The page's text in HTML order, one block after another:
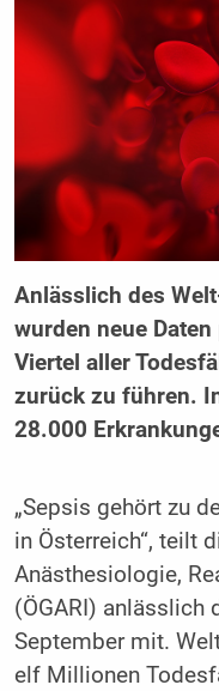
Anlässlich des
wurden neue
Viertel aller
zurück zu führen.
28.000
„Sepsis gehört zu
in Österreich“, teilt
Anästhesiologie,
(ÖGARI) anlässlich
September mit.
elf Millionen